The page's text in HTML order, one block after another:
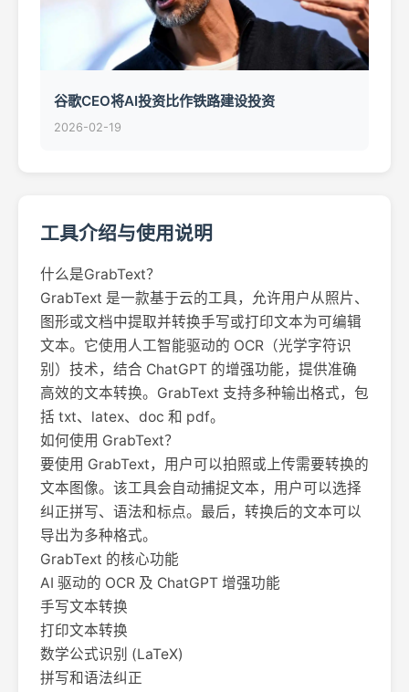
谷歌CEO将AI投资比作铁路建设投资
2026-02-19
工具介绍与使用说明
什么是GrabText？
GrabText 是一款基于云的工具，允许用户从照片、
图形或文档中提取并转换手写或打印文本为可编辑
文本。它使用人工智能驱动的 OCR（光学字符识
别）技术，结合 ChatGPT 的增强功能，提供准确
高效的文本转换。GrabText 支持多种输出格式，包
括 txt、latex、doc 和 pdf。
如何使用 GrabText？
要使用 GrabText，用户可以拍照或上传需要转换的
文本图像。该工具会自动捕捉文本，用户可以选择
纠正拼写、语法和标点。最后，转换后的文本可以
导出为多种格式。
GrabText 的核心功能
AI 驱动的 OCR 及 ChatGPT 增强功能
手写文本转换
打印文本转换
数学公式识别 (LaTeX)
拼写和语法纠正